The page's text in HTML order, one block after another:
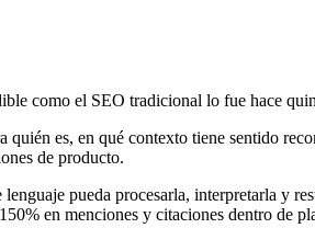
como el SEO tradicional lo fue hace
es, en qué contexto tiene sentido
de producto.
pueda procesarla, interpretarla y
en menciones y citaciones dentro de